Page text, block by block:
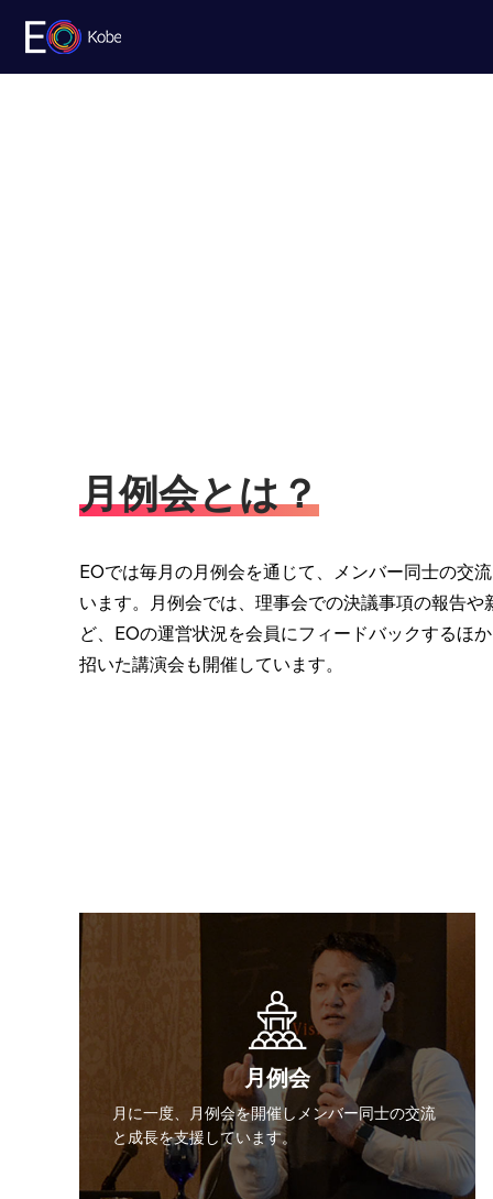
月例会とは？
EOでは毎月の月例会を通じて、メンバー同士の交
います。月例会では、理事会での決議事項の報告や
ど、EOの運営状況を会員にフィードバックするほ
招いた講演会も開催しています。
月例会
月に一度、月例会を開催しメンバー同士の交流
と成長を支援しています。